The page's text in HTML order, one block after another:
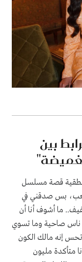
بين
قصة مسلسل
بس صدقني في
ما أشوف أنا أن
ناس صاحية وما تسوي
تحس إنه مالك الكون
متأكدة مليون